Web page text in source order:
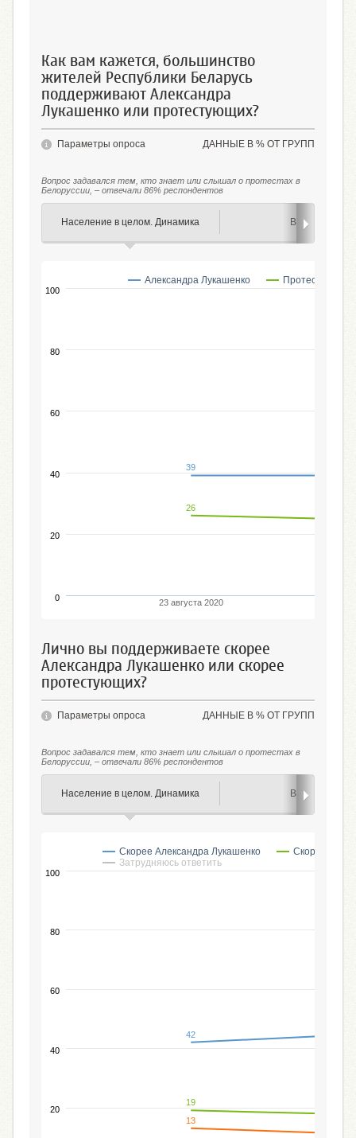
Как вам кажется, большинство
жителей Республики Беларусь
поддерживают Александра
Лукашенко или протестующих?
ДАННЫЕ В % ОТ ГРУПП
Параметры опроса
Вопрос задавался тем, кто знает или слышал о протестах в
Белоруссии, – отвечали 86% респондентов
Население в целом. Динамика Возраст
26
39
Александра Лукашенко Протестующих
23 августа 2020
0
20
40
60
80
100
Лично вы поддерживаете скорее
Александра Лукашенко или скорее
протестующих?
ДАННЫЕ В % ОТ ГРУПП
Параметры опроса
Вопрос задавался тем, кто знает или слышал о протестах в
Белоруссии, – отвечали 86% респондентов
Население в целом. Динамика Возраст
13
19
42
Скорее Александра Лукашенко
Скорее
Затрудняюсь ответить
20
40
60
80
100